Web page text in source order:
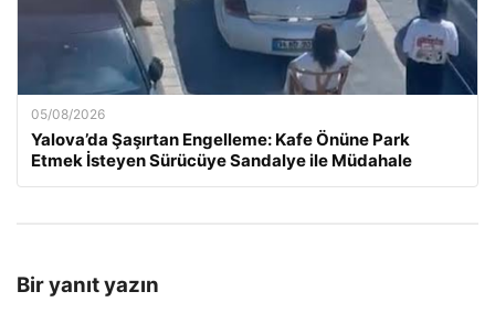
05/08/2026
Yalova’da Şaşırtan Engelleme: Kafe Önüne Park
Etmek İsteyen Sürücüye Sandalye ile Müdahale
Bir yanıt yazın